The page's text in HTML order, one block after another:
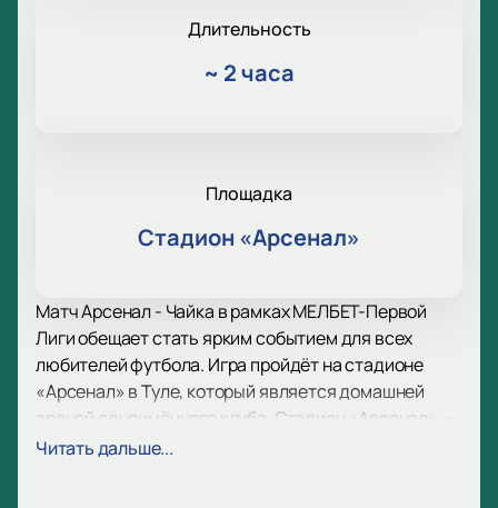
Длительность
~ 2 часа
Площадка
Стадион «Арсенал»
Матч Арсенал - Чайка в рамках МЕЛБЕТ-Первой
Лиги обещает стать ярким событием для всех
любителей футбола. Игра пройдёт на стадионе
«Арсенал» в Туле, который является домашней
ареной одноимённого клуба. Стадион «Арсенал» —
это современная площадка, соответствующая
Читать дальше...